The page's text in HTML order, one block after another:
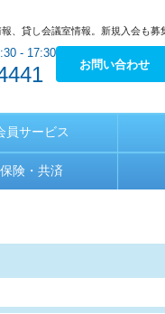
、貸し会議室情報。新規入会も募
- 17:30
お問い合わせ
員サービス
保険・共済